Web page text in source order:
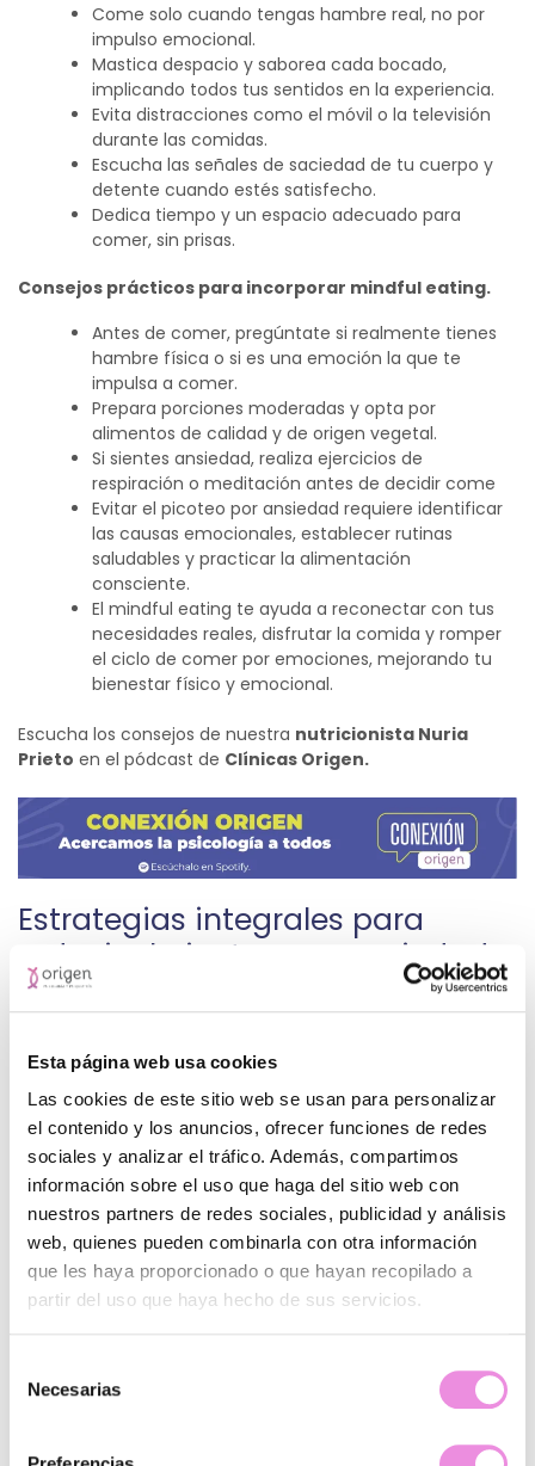
Esta página web usa cookies
Las cookies de este sitio web se usan para personalizar
el contenido y los anuncios, ofrecer funciones de redes
sociales y analizar el tráfico. Además, compartimos
información sobre el uso que haga del sitio web con
nuestros partners de redes sociales, publicidad y análisis
web, quienes pueden combinarla con otra información
que les haya proporcionado o que hayan recopilado a
partir del uso que haya hecho de sus servicios.
Necesarias
Come solo cuando tengas hambre real, no por
impulso emocional.
Mastica despacio y saborea cada bocado,
implicando todos tus sentidos en la experiencia.
Evita distracciones como el móvil o la televisión
durante las comidas.
Escucha las señales de saciedad de tu cuerpo y
detente cuando estés satisfecho.
Dedica tiempo y un espacio adecuado para
comer, sin prisas.
Consejos prácticos para incorporar mindful eating.
Antes de comer, pregúntate si realmente tienes
hambre física o si es una emoción la que te
impulsa a comer.
Prepara porciones moderadas y opta por
alimentos de calidad y de origen vegetal.
Si sientes ansiedad, realiza ejercicios de
respiración o meditación antes de decidir come
Evitar el picoteo por ansiedad requiere identificar
las causas emocionales, establecer rutinas
saludables y practicar la alimentación
consciente.
El mindful eating te ayuda a reconectar con tus
necesidades reales, disfrutar la comida y romper
el ciclo de comer por emociones, mejorando tu
bienestar físico y emocional.
Escucha los consejos de nuestra nutricionista Nuria
Prieto en el pódcast de Clínicas Origen.
Estrategias integrales para
reducir el picoteo por ansiedad
mediante la alimentación
involucra una combinación de factores emocionales,
fisiológicos y ambientales. Más allá de ser un simple hábito
alimentario, a menudo enmascara necesidades
emocionales no resueltas, como el manejo del estrés o la
búsqueda de consuelo en situaciones difíciles.
La alimentación consciente o mindful eating emerge así
como una herramienta poderosa no solo para modificar
los patrones de ingesta, sino para transformar nuestra
relación con la comida desde una perspectiva más integral
1. Raíces psicoemocionales del picoteo ansioso.
Mecanismos neurofisiológicos de la alimentación